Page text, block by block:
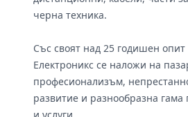
черна техника.
Със своят над 25 годишен
Електроникс се наложи на
професионализъм,
развитие и разнообразна гама